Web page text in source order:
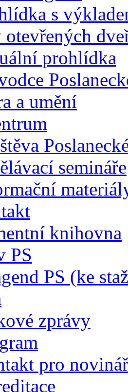
s
otevřených
prohlídka
a umění
semináře
knihovna
PS
PS (ke
zprávy
pro